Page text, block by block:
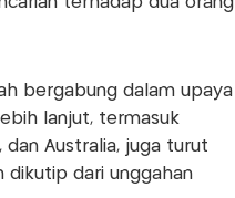
bergabung dalam upaya
lanjut, termasuk
dan Australia, juga turut
dikutip dari unggahan